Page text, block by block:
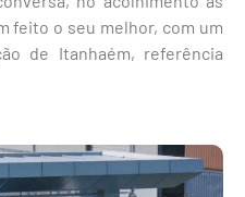
feito o seu melhor, com um
de Itanhaém, referência